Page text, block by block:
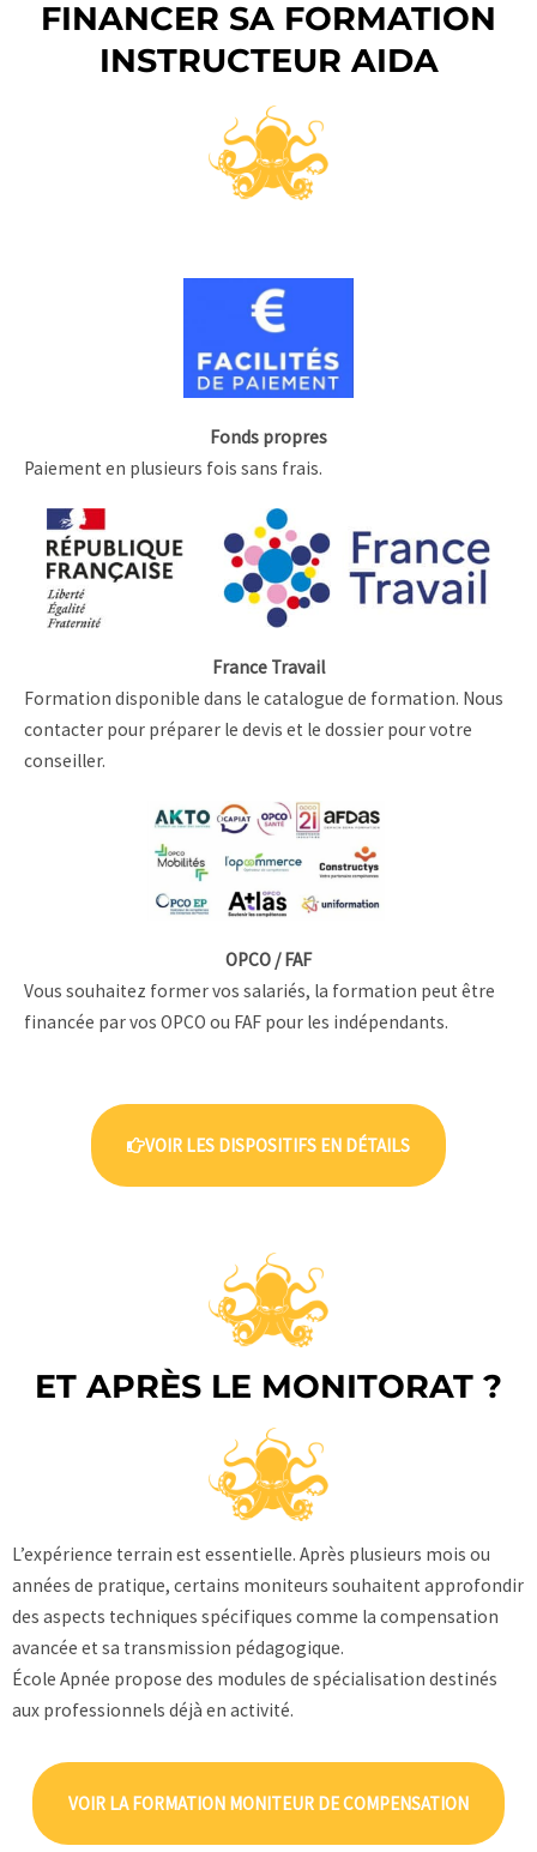
FINANCER SA FORMATION
INSTRUCTEUR AIDA
Fonds propres
Paiement en plusieurs fois sans frais.
France Travail
Formation disponible dans le catalogue de formation. Nous
contacter pour préparer le devis et le dossier pour votre
conseiller.
OPCO / FAF
Vous souhaitez former vos salariés, la formation peut être
financée par vos OPCO ou FAF pour les indépendants.
VOIR LES DISPOSITIFS EN DÉTAILS
ET APRÈS LE MONITORAT ?
L’expérience terrain est essentielle. Après plusieurs mois ou
années de pratique, certains moniteurs souhaitent approfondir
des aspects techniques spécifiques comme la compensation
avancée et sa transmission pédagogique.
École Apnée propose des modules de spécialisation destinés
aux professionnels déjà en activité.
VOIR LA FORMATION MONITEUR DE COMPENSATION